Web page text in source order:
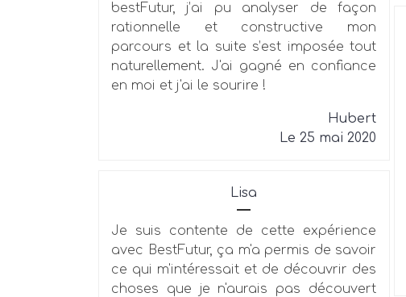
bestFutur, j’ai pu analyser de façon
rationnelle et constructive mon
parcours et la suite s’est imposée tout
naturellement. J'ai gagné en confiance
en moi et j'ai le sourire !
Hubert
Le 25 mai 2020
Lisa
Je suis contente de cette expérience
avec BestFutur, ça m'a permis de savoir
ce qui m'intéressait et de découvrir des
choses que je n'aurais pas découvert